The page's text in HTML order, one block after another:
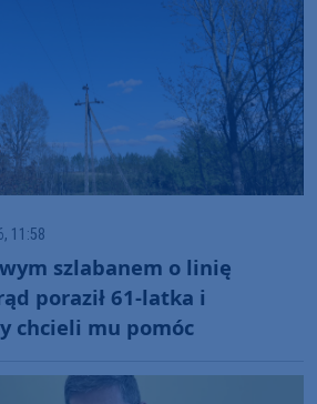
11:58
szlabanem o linię
poraził 61-latka i
chcieli mu pomóc